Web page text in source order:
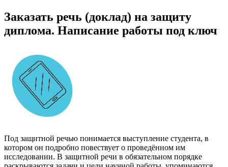
Заказать речь (доклад) на защиту
диплома. Написание работы под ключ
Под защитной речью понимается выступление студента, в
котором он подробно повествует о проведённом им
исследовании. В защитной речи в обязательном порядке